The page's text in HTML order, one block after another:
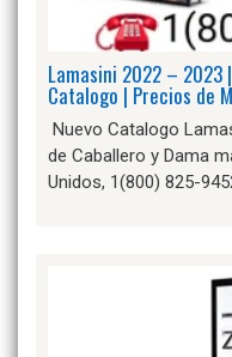
Lamasini 2022 – 2023
Catalogo | Precios de
Nuevo Catalogo
de Caballero y Dama
Unidos, 1(800) 825-